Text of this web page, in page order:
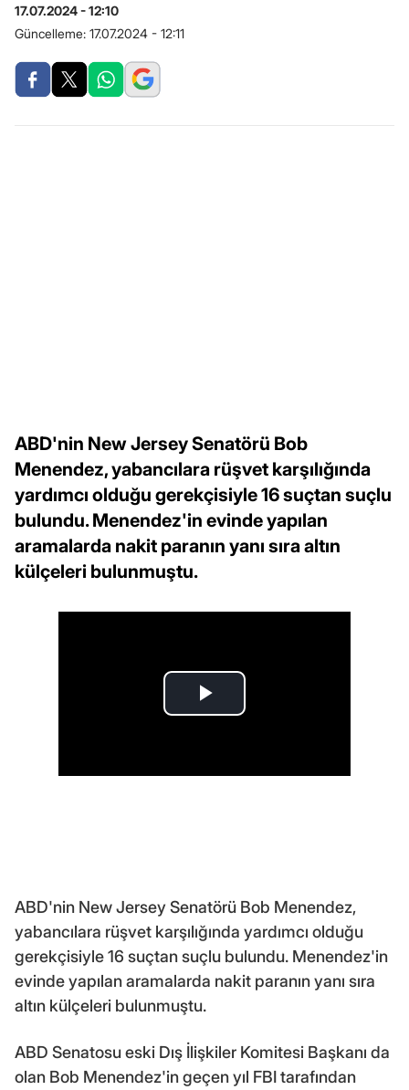
17.07.2024 - 12:10
Güncelleme: 17.07.2024 - 12:11
ABD'nin New Jersey Senatörü Bob
Menendez, yabancılara rüşvet karşılığında
yardımcı olduğu gerekçisiyle 16 suçtan suçlu
bulundu. Menendez'in evinde yapılan
aramalarda nakit paranın yanı sıra altın
külçeleri bulunmuştu.
ABD'nin New Jersey Senatörü Bob Menendez,
yabancılara rüşvet karşılığında yardımcı olduğu
gerekçisiyle 16 suçtan suçlu bulundu. Menendez'in
evinde yapılan aramalarda nakit paranın yanı sıra
altın külçeleri bulunmuştu.
ABD Senatosu eski Dış İlişkiler Komitesi Başkanı da
olan Bob Menendez'in geçen yıl FBI tarafından